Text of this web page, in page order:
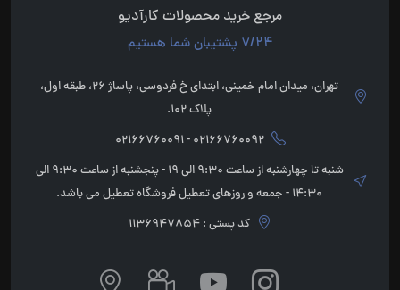
مرجع خرید محصولات کارآدیو
7/24 پشتیبان شما هستیم
تهران، میدان امام خمینی، ابتدای خ فردوسی، پاساژ 26، طبقه اول،
پلاک 102.
02166760092 - 02166760091
شنبه تا چهارشنبه از ساعت 9:30 الی 19 - پنجشنبه از ساعت 9:30 الی
14:30 - جمعه و روزهای تعطیل فروشگاه تعطیل می باشد.
کد پستی : 1136947854